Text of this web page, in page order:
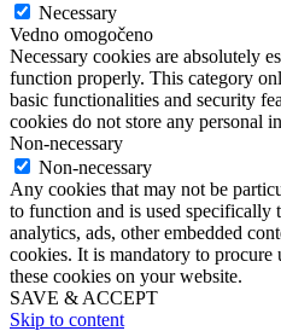
Necessary
Vedno omogočeno
Necessary cookies are absolutely
function properly. This category
basic functionalities and security
cookies do not store any personal
Non-necessary
Non-necessary
Any cookies that may not be
to function and is used specifically
analytics, ads, other embedded
cookies. It is mandatory to procure
these cookies on your website.
SAVE & ACCEPT
Skip to content